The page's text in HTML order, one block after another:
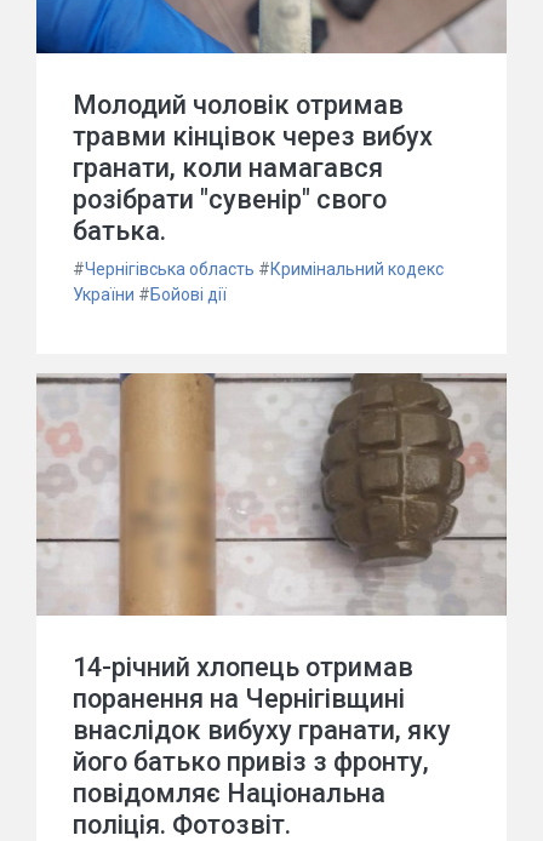
Молодий чоловік отримав
травми кінцівок через вибух
гранати, коли намагався
розібрати "сувенір" свого
батька.
#Чернігівська область #Кримінальний кодекс
України #Бойові дії
14-річний хлопець отримав
поранення на Чернігівщині
внаслідок вибуху гранати, яку
його батько привіз з фронту,
повідомляє Національна
поліція. Фотозвіт.